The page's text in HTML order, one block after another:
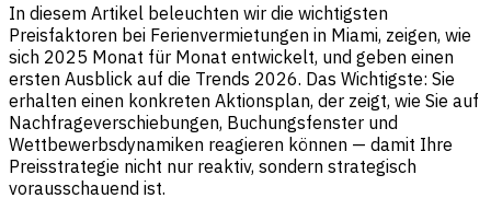
In diesem Artikel beleuchten wir die wichtigsten
Preisfaktoren bei Ferienvermietungen in Miami, zeigen, wie
sich 2025 Monat für Monat entwickelt, und geben einen
ersten Ausblick auf die Trends 2026. Das Wichtigste: Sie
erhalten einen konkreten Aktionsplan, der zeigt, wie Sie auf
Nachfrageverschiebungen, Buchungsfenster und
Wettbewerbsdynamiken reagieren können — damit Ihre
Preisstrategie nicht nur reaktiv, sondern strategisch
vorausschauend ist.